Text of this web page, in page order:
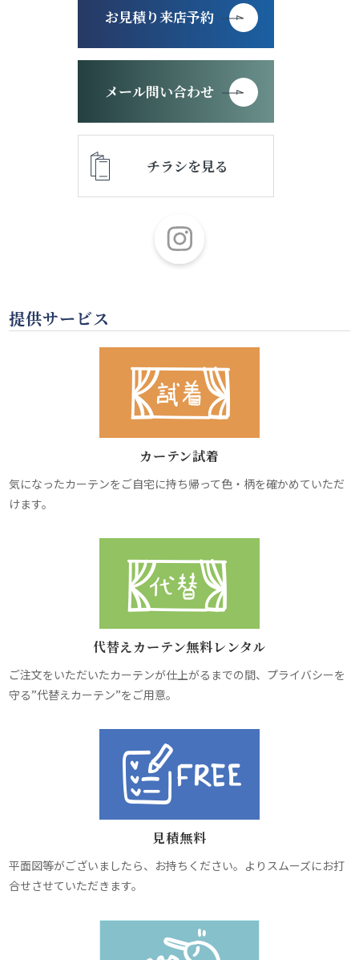
お見積り来店予約
メール問い合わせ
チラシを見る
提供サービス
カーテン試着
気になったカーテンをご自宅に持ち帰って色・柄を確かめていただ
けます。
代替えカーテン無料レンタル
ご注文をいただいたカーテンが仕上がるまでの間、プライバシーを
守る”代替えカーテン”をご用意。
見積無料
平面図等がございましたら、お持ちください。よりスムーズにお打
合せさせていただきます。